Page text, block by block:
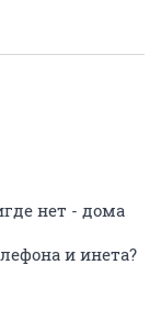
нет - дома
и инета?